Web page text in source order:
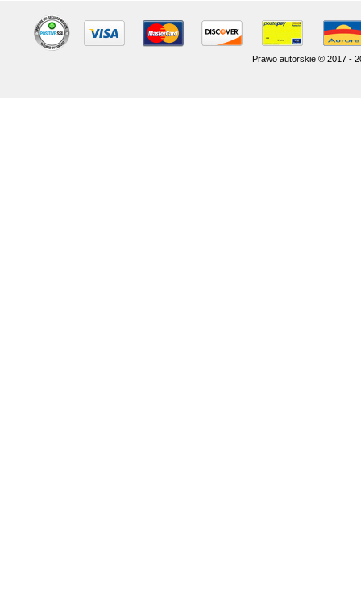
Prawo autorskie © 2017 -